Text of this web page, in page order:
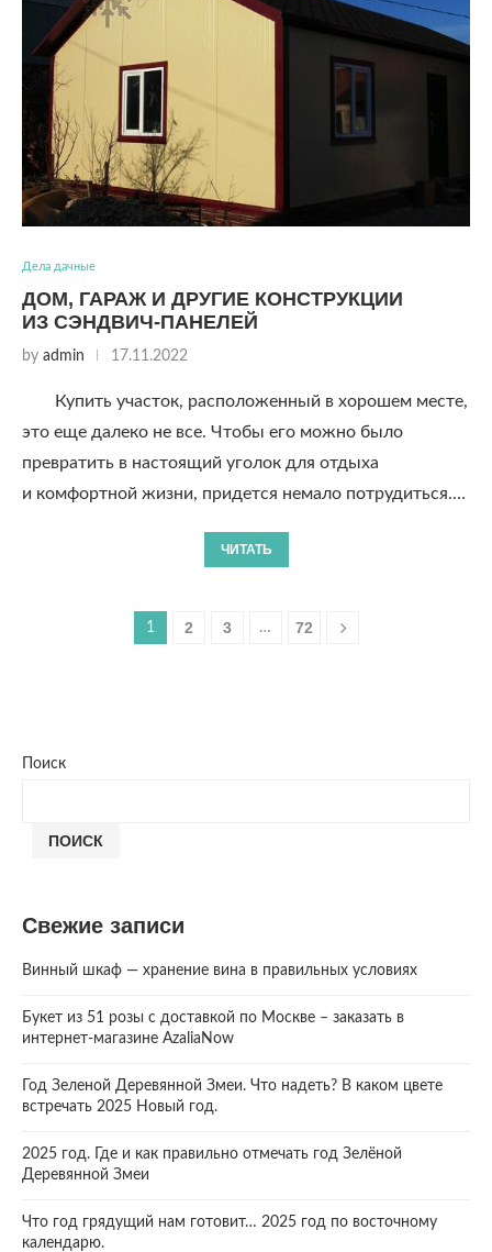
Дела дачные
ДОМ, ГАРАЖ И ДРУГИЕ КОНСТРУКЦИИ
ИЗ СЭНДВИЧ-ПАНЕЛЕЙ
by admin 17.11.2022
Купить участок, расположенный в хорошем месте,
это еще далеко не все. Чтобы его можно было
превратить в настоящий уголок для отдыха
и комфортной жизни, придется немало потрудиться.…
ЧИТАТЬ
1 2 3 … 72
Поиск
ПОИСК
Свежие записи
Винный шкаф — хранение вина в правильных условиях
Букет из 51 розы с доставкой по Москве – заказать в
интернет-магазине AzaliaNow
Год Зеленой Деревянной Змеи. Что надеть? В каком цвете
встречать 2025 Новый год.
2025 год. Где и как правильно отмечать год Зелёной
Деревянной Змеи
Что год грядущий нам готовит… 2025 год по восточному
календарю.